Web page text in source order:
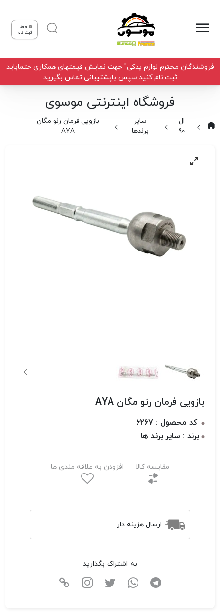
ورود |
ثبت نام
فروشندگان محترم لوازم یدکی" جهت نمایش قیمتهای همکاری حتماباید
ثبت نام کنید سپس باپشتیبانی تماس بگیرید
فروشگاه اینترنتی موسوی
ال
90
سایر
برندها
بازویی فرمان رنو مگان
AYA
بازویی فرمان رنو مگان AYA
کد محصول : 6267
برند : سایر برند ها
مقایسه کالا افزودن به علاقه مندی ها
ارسال هزینه دار
به اشتراک بگذارید